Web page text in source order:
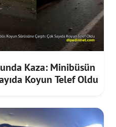
Kaza: Minibüsün
Koyun Telef Oldu